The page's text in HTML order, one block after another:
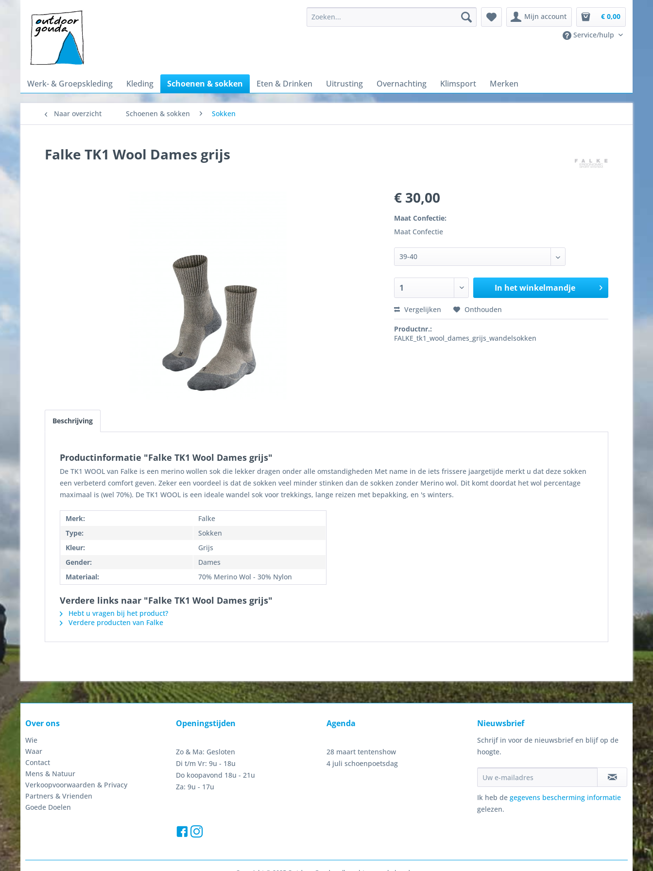
Mijn account
€ 0,00
Service/hulp
Werk- & Groepskleding Kleding Schoenen & sokken Eten & Drinken Uitrusting Overnachting Klimsport Merken
Naar overzicht Schoenen & sokken Sokken
Falke TK1 Wool Dames grijs
€ 30,00
Maat Confectie:
Maat Confectie
In het winkelmandje
Vergelijken Onthouden
Productnr.:
FALKE_tk1_wool_dames_grijs_wandelsokken
Beschrijving
Productinformatie "Falke TK1 Wool Dames grijs"
De TK1 WOOL van Falke is een merino wollen sok die lekker dragen onder alle omstandigheden Met name in de iets frissere jaargetijde merkt u dat deze sokken
een verbeterd comfort geven. Zeker een voordeel is dat de sokken veel minder stinken dan de sokken zonder Merino wol. Dit komt doordat het wol percentage
maximaal is (wel 70%). De TK1 WOOL is een ideale wandel sok voor trekkings, lange reizen met bepakking, en 's winters.
Merk:
Falke
Type:
Sokken
Kleur:
Grijs
Gender:
Dames
Materiaal:
70% Merino Wol - 30% Nylon
Verdere links naar "Falke TK1 Wool Dames grijs"
Hebt u vragen bij het product?
Verdere producten van Falke
Over ons
Wie
Waar
Contact
Mens & Natuur
Verkoopvoorwaarden & Privacy
Partners & Vrienden
Goede Doelen
Openingstijden
Zo & Ma: Gesloten
Di t/m Vr: 9u - 18u
Do koopavond 18u - 21u
Za: 9u - 17u
Agenda
28 maart tentenshow
4 juli schoenpoetsdag
Nieuwsbrief
Schrijf in voor de nieuwsbrief en blijf op de
hoogte.
Ik heb de gegevens bescherming informatie
gelezen.